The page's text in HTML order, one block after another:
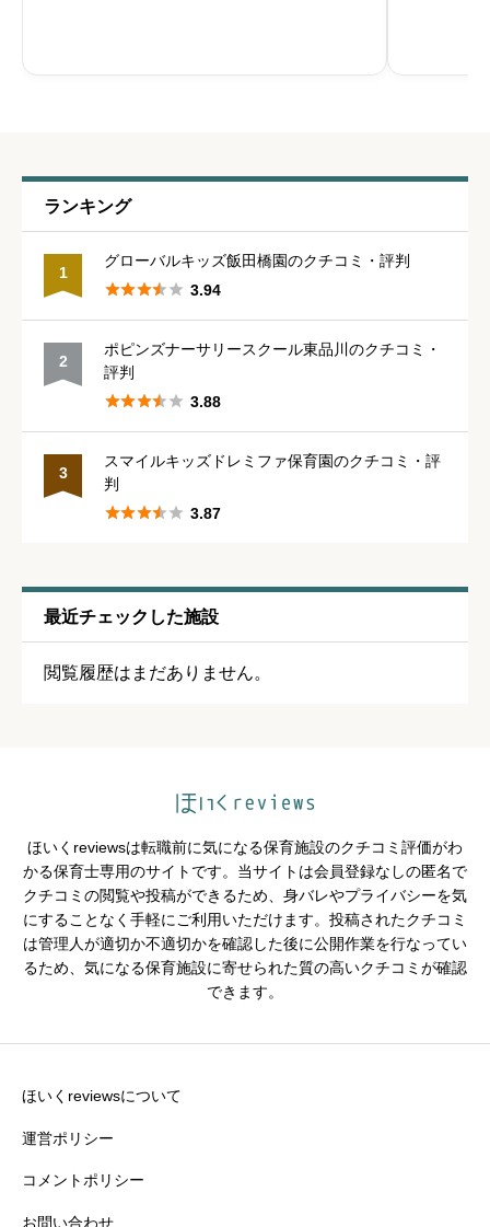
星の数をお選びください 
星の数をお選びください
星の数をお選びください
通いやすさ 必須
星の数をお選びください 
シフトの融通 必須
星の数をお選びください 
残業・持ち帰り仕事の少なさ
クチコミのタイトル
ランキング
1
グローバルキッズ飯田橋園のクチコミ・評判
 3.94
2
ポピンズナーサリースクール東品川のクチコミ・
評判
 3.88
3
スマイルキッズドレミファ保育園のクチコミ・評
判
 3.87
最近チェックした施設
閲覧履歴はまだありません。
ほいくreviewsは転職前に気になる保育施設のクチコミ評価がわ
かる保育士専用のサイトです。当サイトは会員登録なしの匿名で
クチコミの閲覧や投稿ができるため、身バレやプライバシーを気
にすることなく手軽にご利用いただけます。投稿されたクチコミ
は管理人が適切か不適切かを確認した後に公開作業を行なってい
るため、気になる保育施設に寄せられた質の高いクチコミが確認
できます。
ほいくreviewsについて
運営ポリシー
コメントポリシー
お問い合わせ